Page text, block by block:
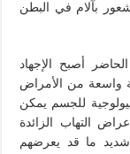
بآلام في البطن
أصبح الإجهاد
واسعة من الأمراض
للجسم يمكن
التهاب الزائدة
شديد ما قد يعرضهم